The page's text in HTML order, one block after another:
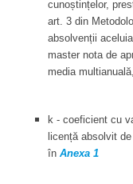
cunoștințelor,
art. 3 din
absolvenții
master nota de
media
k - coeficient cu
licență absolvit
în Anexa 1